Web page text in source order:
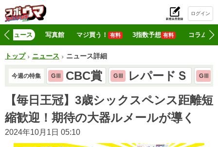
ログイン
ニュース 写真館 マジ買う！ 有料 3指数予想 有料 コラム
トップ ニュース ニュース詳細
今週の特集 GⅢ CBC賞 GⅢ レパードＳ GⅢ
【毎日王冠】3歳シックスペンス距離短
縮歓迎！期待の大器ルメールが導く
2024年10月1日 05:10